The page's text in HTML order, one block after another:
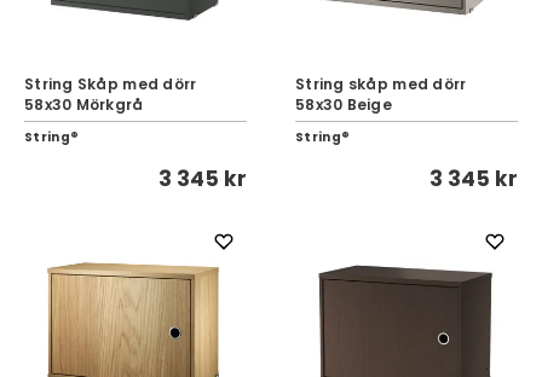
String Skåp med dörr
58x30 Mörkgrå
String®
3 345 kr
String skåp med dörr
58x30 Beige
String®
3 345 kr